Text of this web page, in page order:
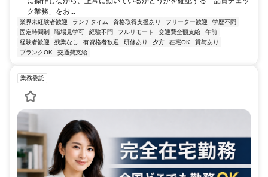
ク業務」をお...
業界未経験者歓迎 ランチタイム 資格取得支援あり フリーター歓迎
学歴不問
固定時間制
職場見学可 経験不問 フルリモート 交通費全額支給
午前
経験者歓迎
残業なし 有資格者歓迎 研修あり 夕方 在宅OK
賞与あり
ブランクOK
交通費支給
業務委託